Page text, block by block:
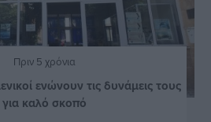
Πριν 5 χρόνια
ενώνουν τις δυνάμεις τους
για καλό σκοπό